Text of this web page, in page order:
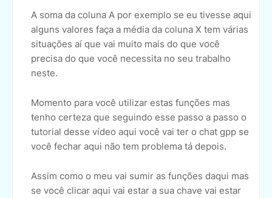
A soma da coluna A por exemplo se eu tivesse aqui
alguns valores faça a média da coluna X tem várias
situações aí que vai muito mais do que você
precisa do que você necessita no seu trabalho
neste.
Momento para você utilizar estas funções mas
tenho certeza que seguindo esse passo a passo o
tutorial desse vídeo aqui você vai ter o chat gpp se
você fechar aqui não tem problema tá depois.
Assim como o meu vai sumir as funções daqui mas
se você clicar aqui vai estar a sua chave vai estar